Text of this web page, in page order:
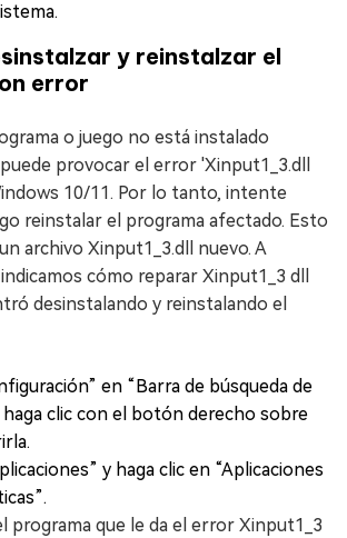
y reinstalzar el
error
o juego no está instalado
provocar el error 'Xinput1_3.dll
10/11. Por lo tanto, intente
reinstalar el programa afectado. Esto
archivo Xinput1_3.dll nuevo. A
cómo reparar Xinput1_3 dll
desinstalando y reinstalando el
en “Barra de búsqueda de
haga clic con el botón derecho sobre
y haga clic en “Aplicaciones
programa que le da el error Xinput1_3